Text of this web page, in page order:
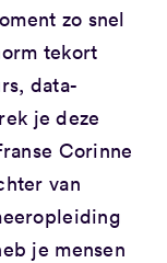
zo snel
tekort
data-
je deze
Corinne
van
je mensen